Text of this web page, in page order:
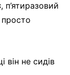
, п’ятиразовий
просто
він не сидів